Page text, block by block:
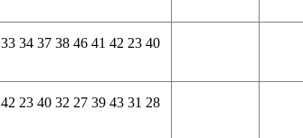
34 37 38 46 41 42 23 40
23 40 32 27 39 43 31 28